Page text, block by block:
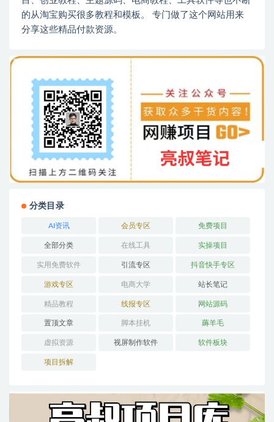
的从淘宝购买很多教程和模板。 专门做了这个网站用来
分享这些精品付款资源。
分类目录
AI资讯 会员专区 免费项目
全部分类 在线工具 实操项目
实用免费软件 引流专区 抖音快手专区
游戏专区 电商大学 站长笔记
精品教程 线报专区 网站源码
置顶文章 脚本挂机 薅羊毛
虚拟资源 视屏制作软件 软件板块
项目拆解